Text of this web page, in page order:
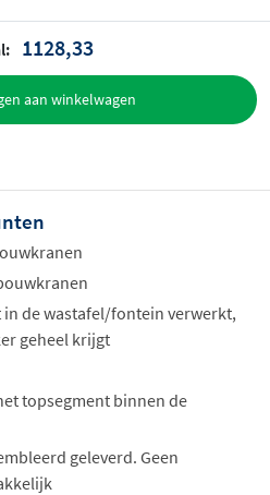
1128,33
aan winkelwagen
in de wastafel/fontein verwerkt,
geheel krijgt
topsegment binnen de
geleverd. Geen